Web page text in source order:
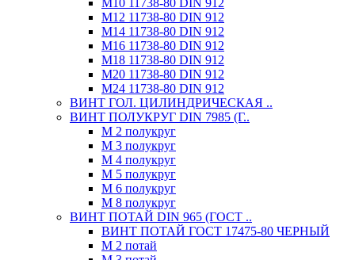
М10 11738-80 DIN 912
М12 11738-80 DIN 912
М14 11738-80 DIN 912
М16 11738-80 DIN 912
М18 11738-80 DIN 912
М20 11738-80 DIN 912
М24 11738-80 DIN 912
ВИНТ ГОЛ. ЦИЛИНДРИЧЕСКАЯ ..
ВИНТ ПОЛУКРУГ DIN 7985 (Г..
М 2 полукруг
М 3 полукруг
М 4 полукруг
М 5 полукруг
М 6 полукруг
М 8 полукруг
ВИНТ ПОТАЙ DIN 965 (ГОСТ ..
ВИНТ ПОТАЙ ГОСТ 17475-80 ЧЕРНЫЙ
М 2 потай